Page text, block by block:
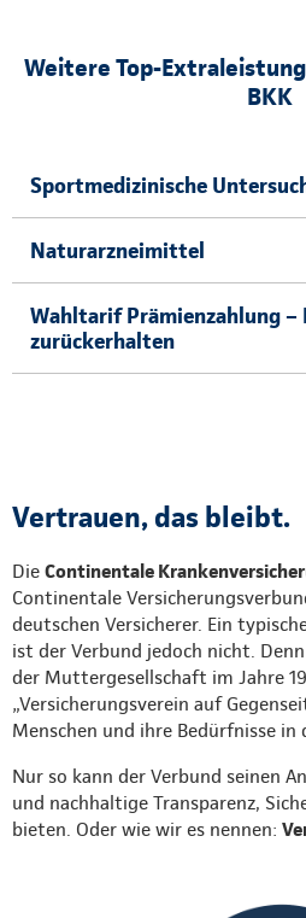
Weitere Top-
BKK
Sportmedizinische
Naturarzneimittel
Wahltarif Prämienzahlung –
zurückerhalten
Vertrauen, das bleibt.
Die Continentale
Continentale
deutschen Versicherer. Ein
ist der Verbund jedoch nicht.
der Muttergesellschaft im Jahre
„Versicherungsverein auf
Menschen und ihre Bedürfnisse
Nur so kann der Verbund seinen
und nachhaltige Transparenz,
bieten. Oder wie wir es nennen: